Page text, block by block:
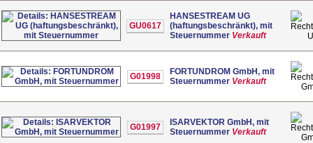
GU0617
HANSESTREAM UG
(haftungsbeschränkt), mit
Steuernummer Verkauft
G01998
FORTUNDROM GmbH, mit
Steuernummer Verkauft
G01997
ISARVEKTOR GmbH, mit
Steuernummer Verkauft